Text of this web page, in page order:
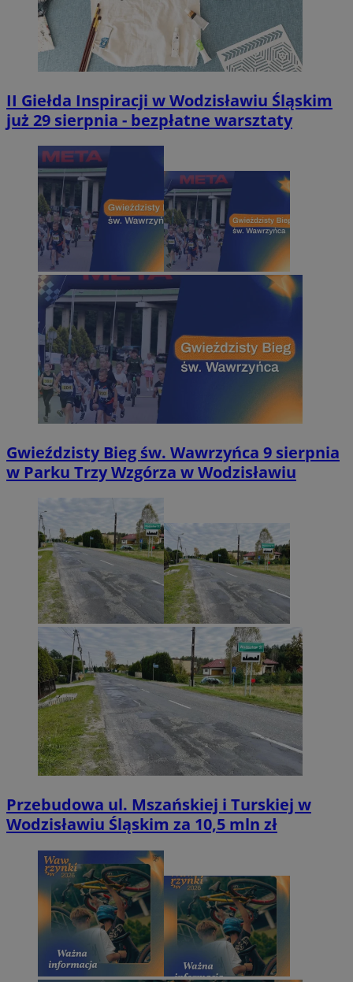
II Giełda Inspiracji w Wodzisławiu Śląskim
już 29 sierpnia - bezpłatne warsztaty
Gwieździsty Bieg św. Wawrzyńca 9 sierpnia
w Parku Trzy Wzgórza w Wodzisławiu
Przebudowa ul. Mszańskiej i Turskiej w
Wodzisławiu Śląskim za 10,5 mln zł